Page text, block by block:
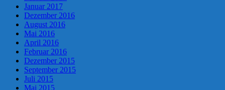
Januar 2017
Dezember 2016
August 2016
Mai 2016
April 2016
Februar 2016
Dezember 2015
September 2015
Juli 2015
Mai 2015